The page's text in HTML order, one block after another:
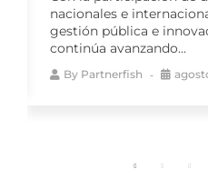
El sexto Reporte de
más de 140 indicadores
ejercicio de transparencia
By Partnerfish